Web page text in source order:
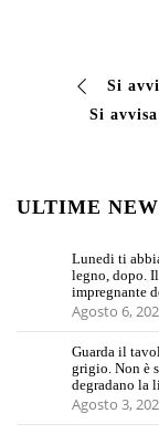
ULTIME
Lunedi ti
legno, dopo.
impregnante
Agosto 6,
Guarda il
grigio. Non è
degradano la
Agosto 3,